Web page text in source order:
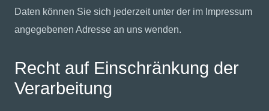
Daten können Sie sich jederzeit unter der im Impressum
angegebenen Adresse an uns wenden.
Recht auf Einschränkung der
Verarbeitung